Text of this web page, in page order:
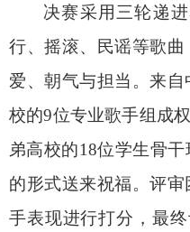
决赛采用三轮递
行、摇滚、民谣等歌
爱、朝气与担当。来自
校的9位专业歌手组成
弟高校的18位学生骨
的形式送来祝福。评
手表现进行打分，最